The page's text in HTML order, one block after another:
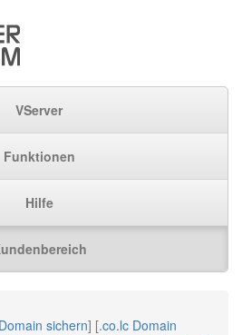
VServer
Funktionen
Hilfe
sichern] [.co.lc Domain